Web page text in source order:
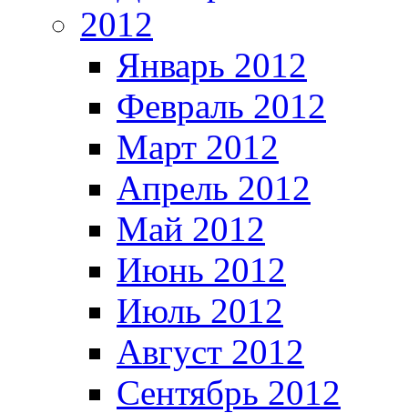
2012
Январь 2012
Февраль 2012
Март 2012
Апрель 2012
Май 2012
Июнь 2012
Июль 2012
Август 2012
Сентябрь 2012